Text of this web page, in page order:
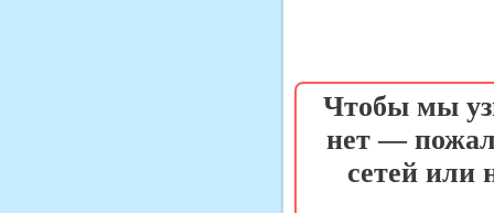
Чтобы мы
нет —
сетей или